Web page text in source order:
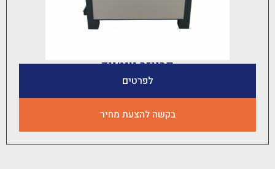
פרייזר יונטייד
בקשה להצעת מחיר